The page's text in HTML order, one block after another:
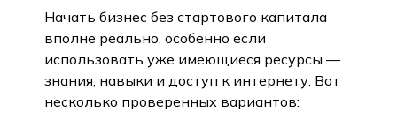
Начать бизнес без стартового капитала
вполне реально, особенно если
использовать уже имеющиеся ресурсы —
знания, навыки и доступ к интернету. Вот
несколько проверенных вариантов: